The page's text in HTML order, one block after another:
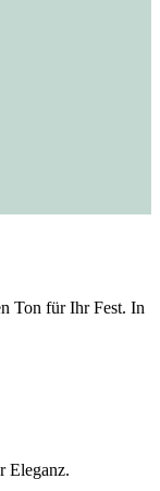
Ton für Ihr Fest. In
Eleganz.